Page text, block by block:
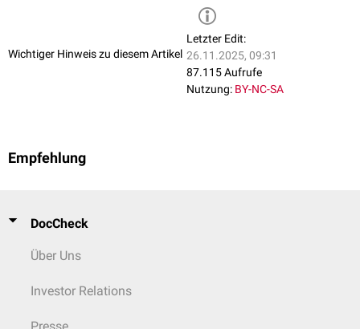
Wichtiger Hinweis zu diesem Artikel
Letzter Edit:
26.11.2025, 09:31
87.115 Aufrufe
Nutzung: BY-NC-SA
Empfehlung
DocCheck
Über Uns
Investor Relations
Presse